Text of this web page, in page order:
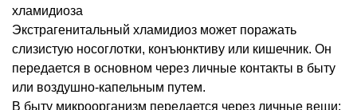
хламидиоза
Экстрагенитальный хламидиоз может поражать
слизистую носоглотки, конъюнктиву или кишечник. Он
передается в основном через личные контакты в быту
или воздушно-капельным путем.
В быту микроорганизм передается через личные вещи: